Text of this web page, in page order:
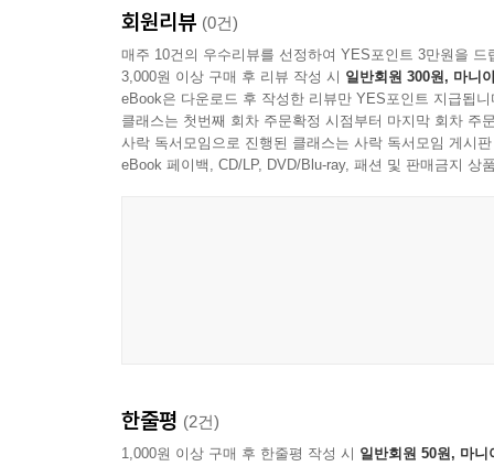
어린 시절 우리가 무의식적으로 주입받아 온 바
고백을 통해 담담하면서도 직설적으로 풀어냅니
희생 끝에 시작한 피아노 레슨에 대한 후회, 학교
굴레 속 내적 갈등에 따뜻한 위로를 건넵니다.
『저스트 위시』는 회고록이 아닌 일종의 '작업
회원리뷰 (0건)
매주 10건의 우수리뷰를 선정하여 YES포인트 3만원을 드
3,000원 이상 구매 후 리뷰 작성 시 일반회원 300원, 마니
eBook은 다운로드 후 작성한 리뷰만 YES포인트 지급됩니
클래스는 첫번째 회차 주문확정 시점부터 마지막 회차 주
사락 독서모임으로 진행된 클래스는 사락 독서모임 게시
eBook 페이백, CD/LP, DVD/Blu-ray, 패션 및 판매금지 상
한줄평 (2건)
1,000원 이상 구매 후 한줄평 작성 시 일반회원 50원, 마니